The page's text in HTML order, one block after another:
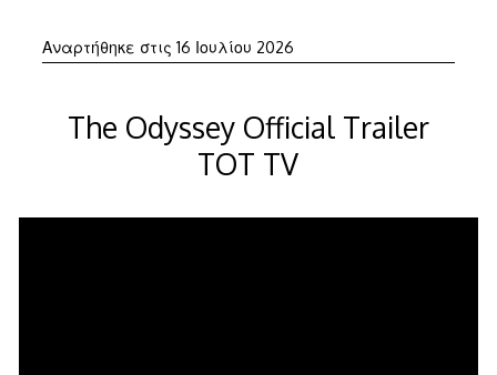
Αναρτήθηκε στις 16 Ιουλίου 202616
The Odyssey Official Trailer
TOT TV